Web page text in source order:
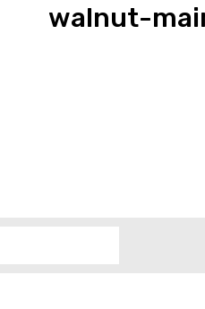
walnut-